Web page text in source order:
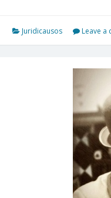
Juridicausos Leave a